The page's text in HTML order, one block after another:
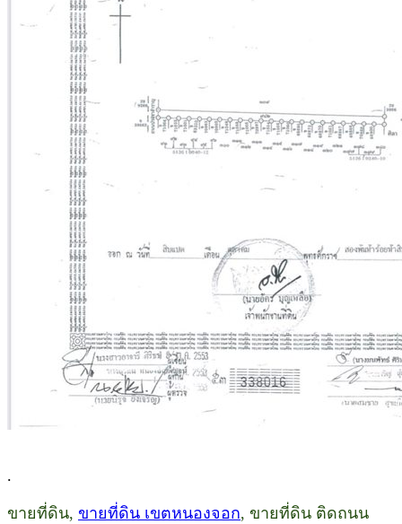
.
ขายที่ดิน, ขายที่ดิน เขตหนองจอก, ขายที่ดิน ติดถนน